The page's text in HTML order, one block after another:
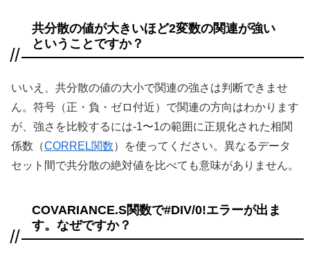
共分散の値が大きいほど2変数の関連が強い
ということですか？
いいえ、共分散の値の大小で関連の強さは判断できませ
ん。符号（正・負・ゼロ付近）で関連の方向はわかります
が、強さを比較するには-1〜1の範囲に正規化された相関
係数（CORREL関数）を使ってください。異なるデータ
セット間で共分散の絶対値を比べても意味がありません。
COVARIANCE.S関数で#DIV/0!エラーが出ま
す。なぜですか？